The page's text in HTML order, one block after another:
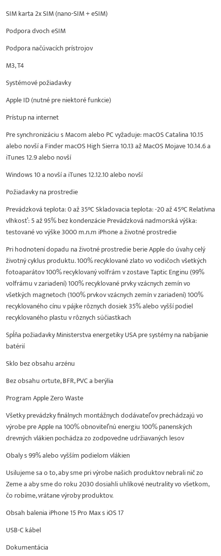
SIM karta 2x SIM (nano-SIM + eSIM)
Podpora dvoch eSIM
Podpora načúvacích prístrojov
M3, T4
Systémové požiadavky
Apple ID (nutné pre niektoré funkcie)
Prístup na internet
Pre synchronizáciu s Macom alebo PC vyžaduje: macOS Catalina 10.15
alebo novší a Finder macOS High Sierra 10.13 až MacOS Mojave 10.14.6 a
iTunes 12.9 alebo novší
Windows 10 a novší a iTunes 12.12.10 alebo novší
Požiadavky na prostredie
Prevádzková teplota: 0 až 35°C Skladovacia teplota: -20 až 45°C Relatívna
vlhkosť: 5 až 95% bez kondenzácie Prevádzková nadmorská výška:
testované vo výške 3000 m.n.m iPhone a životné prostredie
Pri hodnotení dopadu na životné prostredie berie Apple do úvahy celý
životný cyklus produktu. 100% recyklované zlato vo vodičoch všetkých
fotoaparátov 100% recyklovaný volfrám v zostave Taptic Enginu (99%
volfrámu v zariadení) 100% recyklované prvky vzácnych zemín vo
všetkých magnetoch (100% prvkov vzácnych zemín v zariadení) 100%
recyklovaného cínu v pájke rôznych dosiek 35% alebo vyšší podiel
recyklovaného plastu v rôznych súčiastkach
Spĺňa požiadavky Ministerstva energetiky USA pre systémy na nabíjanie
batérií
Sklo bez obsahu arzénu
Bez obsahu ortute, BFR, PVC a berýlia
Program Apple Zero Waste
Všetky prevádzky finálnych montážnych dodávateľov prechádzajú vo
výrobe pre Apple na 100% obnoviteľnú energiu 100% panenských
drevných vlákien pochádza zo zodpovedne udržiavaných lesov
Obaly s 99% alebo vyšším podielom vlákien
Usilujeme sa o to, aby sme pri výrobe našich produktov nebrali nič zo
Zeme a aby sme do roku 2030 dosiahli uhlíkové neutrality vo všetkom,
čo robíme, vrátane výroby produktov.
Obsah balenia iPhone 15 Pro Max s iOS 17
USB-C kábel
Dokumentácia